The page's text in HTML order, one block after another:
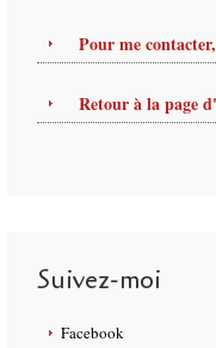
Pour me
Retour à la page
Suivez-moi
Facebook